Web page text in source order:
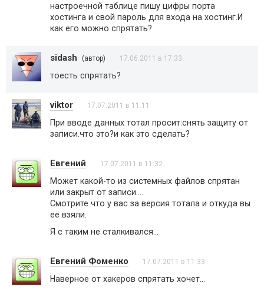
настроечной таблице пишу цифры порта
хостинга и свой пароль для входа на хостинг.И
как его можно спрятать?
sidash (автор) 17.06.2011 в 17:33
тоесть спрятать?
viktor 17.07.2011 в 11:11
При вводе данных тотал просит:снять защиту от
записи.что это?и как это сделать?
Евгений 17.07.2011 в 11:32
Может какой-то из системных файлов спрятан
или закрыт от записи….
Смотрите что у вас за версия тотала и откуда вы
ее взяли.
Я с таким не сталкивался…
Евгений Фоменко 17.07.2011 в 11:33
Наверное от хакеров спрятать хочет…